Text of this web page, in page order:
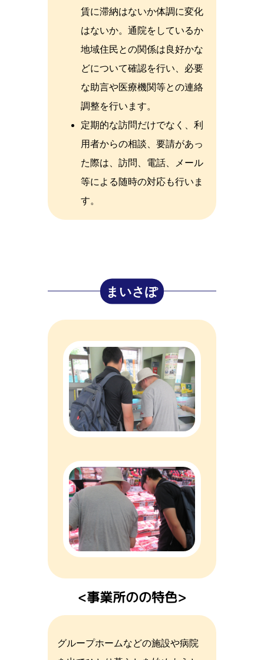
賃に滞納はないか体調に変化
はないか。通院をしているか
地域住民との関係は良好かな
どについて確認を行い、必要
な助言や医療機関等との連絡
調整を行います。
定期的な訪問だけでなく、利
用者からの相談、要請があっ
た際は、訪問、電話、メール
等による随時の対応も行いま
す。
まいさぽ
事業所のの特色
グループホームなどの施設や病院